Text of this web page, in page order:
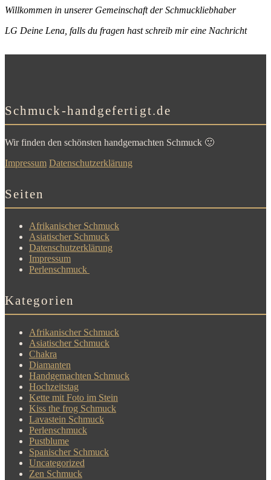
Willkommen in unserer Gemeinschaft der Schmuckliebhaber
LG Deine Lena, falls du fragen hast schreib mir eine Nachricht
Schmuck-handgefertigt.de
Wir finden den schönsten handgemachten Schmuck 🙂
Impressum Datenschutzerklärung
Seiten
Afrikanischer Schmuck
Asiatischer Schmuck
Datenschutzerklärung
Impressum
Perlenschmuck
Kategorien
Afrikanischer Schmuck
Asiatischer Schmuck
Chakra
Diamanten
Handgemachten Schmuck
Hochzeitstag
Kette mit Foto im Stein
Kiss the frog Schmuck
Lavastein Schmuck
Perlenschmuck
Pustblume
Spanischer Schmuck
Uncategorized
Zen Schmuck